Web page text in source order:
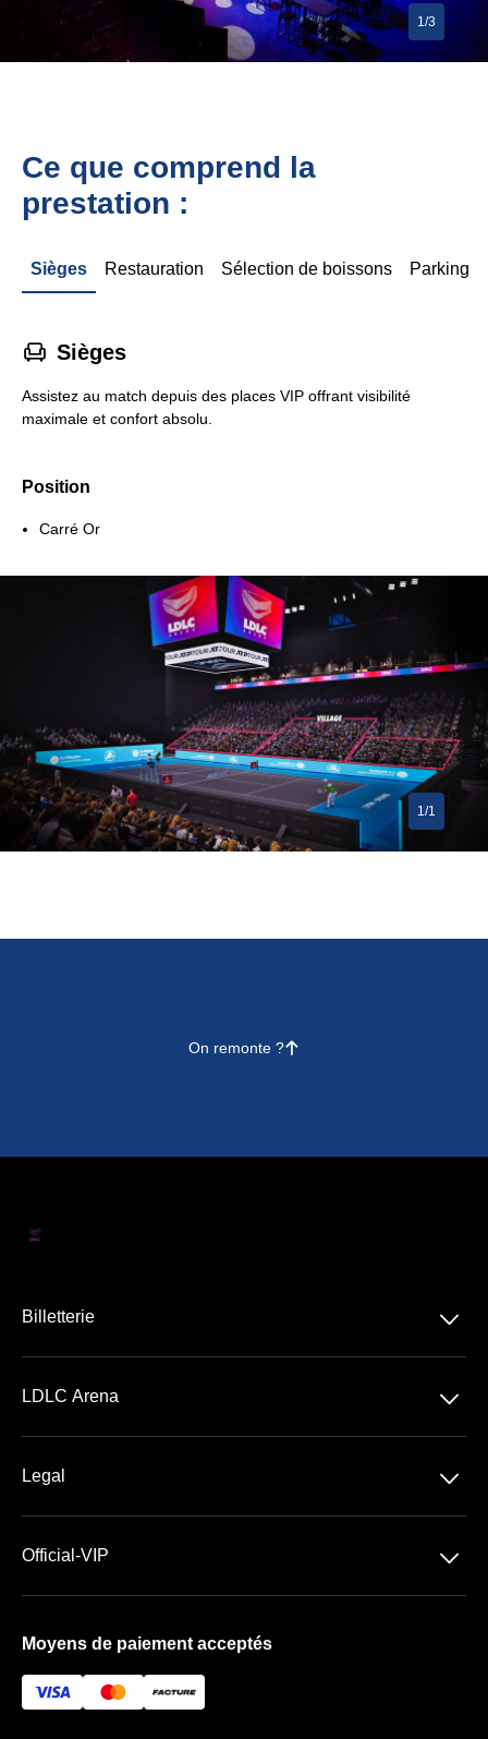
1/3
Ce que comprend la
prestation :
Sièges Restauration Sélection de boissons Parking
􁐴 Sièges
Assistez au match depuis des places VIP offrant visibilité
maximale et confort absolu.
Position
Carré Or
1/1
On remonte ?􀄨
Billetterie 􀆈
Sports
LDLC Arena 􀆈
Premium | Les Terrasses
Legal 􀆈
Official-VIP 􀆈
FAQ
Moyens de paiement acceptés